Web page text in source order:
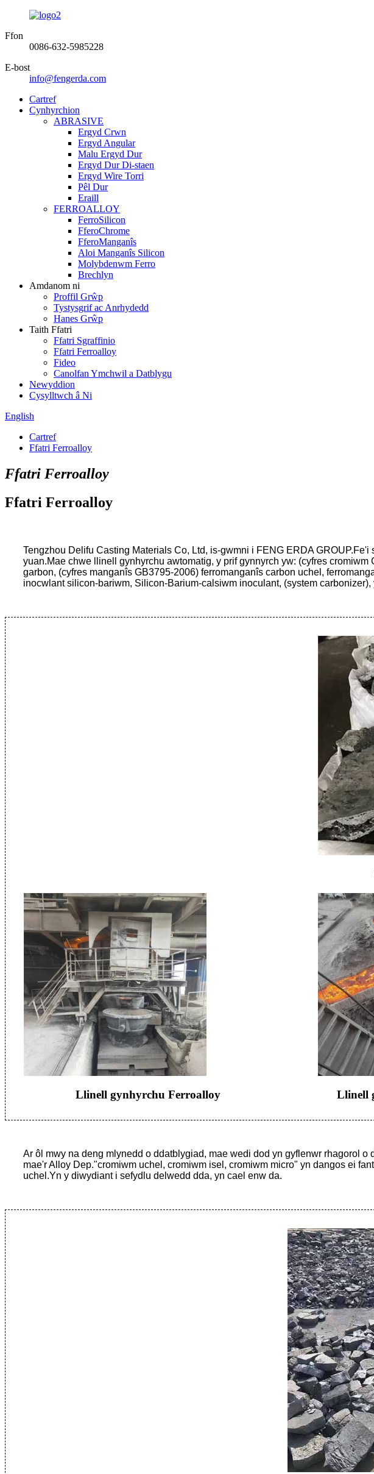
Ffon
0086-632-5985228
E-bost
info@fengerda.com
Cartref
Cynhyrchion
ABRASIVE
Ergyd Crwn
Ergyd Angular
Malu Ergyd Dur
Ergyd Dur Di-staen
Ergyd Wire Torri
Pêl Dur
Eraill
FERROALLOY
FerroSilicon
FferoChrome
FferoManganîs
Aloi Manganîs Silicon
Molybdenwm Ferro
Brechlyn
Amdanom ni
Proffil Grŵp
Tystysgrif ac Anrhydedd
Hanes Grŵp
Taith Ffatri
Ffatri Sgraffinio
Ffatri Ferroalloy
Fideo
Canolfan Ymchwil a Datblygu
Newyddion
Cysylltwch â Ni
English
Cartref
Ffatri Ferroalloy
Ffatri Ferroalloy
Ffatri Ferroalloy
Tengzhou Delifu Casting Materials Co, Ltd, is-gwmni i FENG ERDA
yuan.Mae chwe llinell gynhyrchu awtomatig, y prif gynnyrch yw: (cyfres
garbon, (cyfres manganîs GB3795-2006) ferromanganîs carbon uchel,
inocwlant silicon-bariwm, Silicon-Barium-calsiwm inoculant, (system
Llinell gynhyrchu Ferroalloy Llinell
Ar ôl mwy na deng mlynedd o ddatblygiad, mae wedi dod yn gyflenwr rhagorol
mae'r Alloy Dep."cromiwm uchel, cromiwm isel, cromiwm micro" yn dangos ei
uchel.Yn y diwydiant i sefydlu delwedd dda, yn cael enw da.